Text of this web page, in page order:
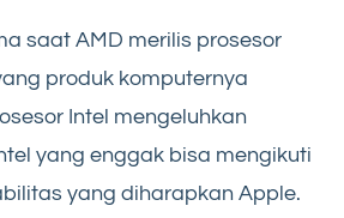
saat AMD merilis prosesor
produk komputernya
Intel mengeluhkan
yang enggak bisa mengikuti
yang diharapkan Apple.